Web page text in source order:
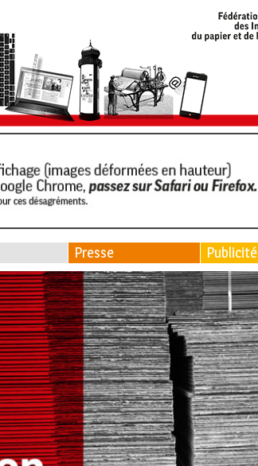
Presse Publicité